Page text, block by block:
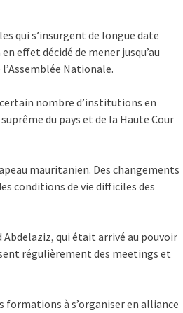
qui s’insurgent de longue date
effet décidé de mener jusqu’au
Nationale.
nombre d’institutions en
du pays et de la Haute Cour
mauritanien. Des changements
conditions de vie difficiles des
qui était arrivé au pouvoir
régulièrement des meetings et
formations à s’organiser en alliance